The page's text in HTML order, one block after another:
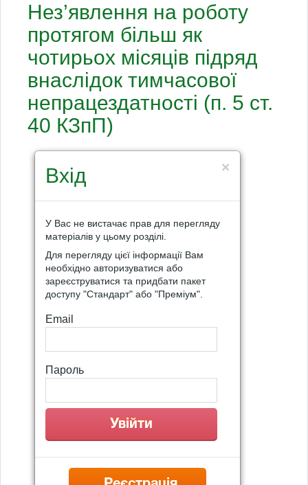
Нез’явлення на роботу
протягом більш як
чотирьох місяців підряд
внаслідок тимчасової
непрацездатності (п. 5 ст.
40 КЗпП)
×
Вхід
У Вас не вистачає прав для перегляду
матеріалів у цьому розділі.
Для перегляду цієї інформації Вам
необхідно авторизуватися або
зареєструватися та придбати пакет
доступу "Стандарт" або "Преміум".
Email
Пароль